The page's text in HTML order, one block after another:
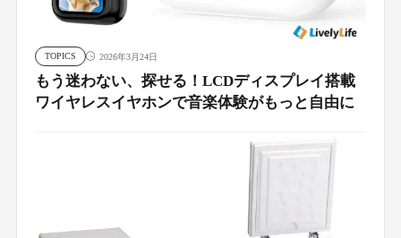
TOPICS 2026年3月24日
もう迷わない、探せる！LCDディスプレイ搭載
ワイヤレスイヤホンで音楽体験がもっと自由に